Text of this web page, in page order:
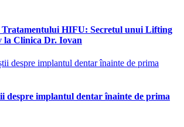
HIFU: Secretul unui Lifting
la Clinica Dr. Iovan
despre implantul dentar înainte de prima